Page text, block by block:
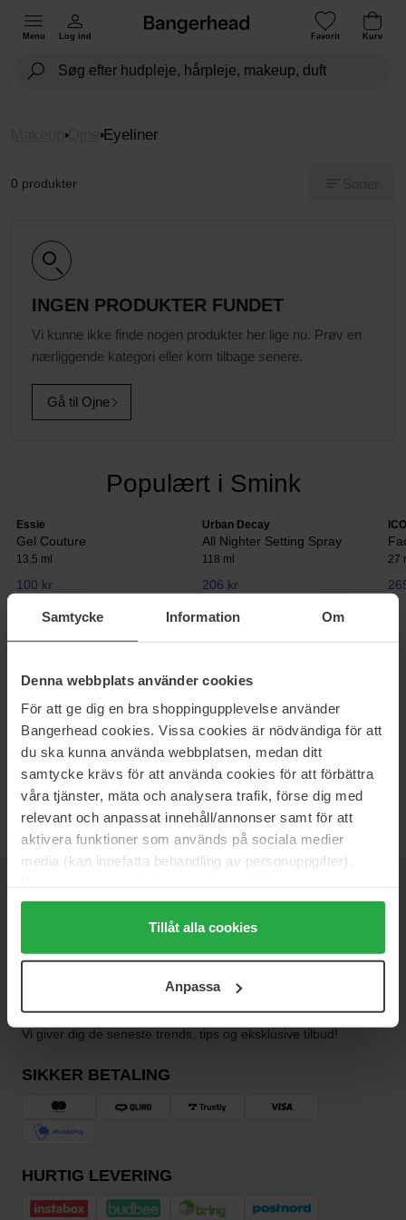
Samtycke Information Om
Denna webbplats använder cookies
För att ge dig en bra shoppingupplevelse använder
Bangerhead cookies. Vissa cookies är nödvändiga för att
du ska kunna använda webbplatsen, medan ditt
samtycke krävs för att använda cookies för att förbättra
våra tjänster, mäta och analysera trafik, förse dig med
relevant och anpassat innehåll/annonser samt för att
aktivera funktioner som används på sociala medier
media (kan innefatta behandling av personuppgifter).
Genom att trycka på "Tillåt alla cookies" accepterar du
alla cookies, medan du under "Detaljer" kan anpassa
användningen av cookies. Du kan när som helst återkalla
samt vår Integritetspolicy.
Tillåt alla cookies
Anpassa
Menu Log ind Favorit Kurv
Ojne Eyeliner
0 produkter
INGEN PRODUKTER FUNDET
Vi kunne ikke finde nogen produkter her lige nu. Prøv en
nærliggende kategori eller kom tilbage senere.
Gå til Ojne
Populært i Smink
Essie
Gel Couture
13,5 ml
100 kr
Urban Decay
All Nighter Setting Spray
118 ml
206 kr
27
massevis af forskellige eyeliners på Bangerhead. Skab hårde
kontraster, sensuelle blikke, dybe toner eller markerede linjer. Hos
os finder du eyeliners for ethvert tilfælde. Uanset om du er til en
pen, skygge eller vand-eyeliner. Bliv inspireret af forskellige farver
og teksturer fra blandt andet bareMinerals, IsaDora og Clarins.
NYHEDSBREV
VÆR DEN FØRSTE TIL AT VIDE DET
Vil du have de bedste beauty-nyheder direkte i din indbakke?
Vi giver dig de seneste trends, tips og eksklusive tilbud!
SIKKER BETALING
HURTIG LEVERING